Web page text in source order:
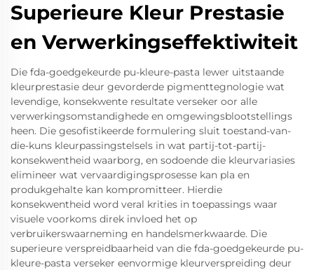
Superieure Kleur Prestasie
en Verwerkingseffektiwiteit
Die fda-goedgekeurde pu-kleure-pasta lewer uitstaande
kleurprestasie deur gevorderde pigmenttegnologie wat
levendige, konsekwente resultate verseker oor alle
verwerkingsomstandighede en omgewingsblootstellings
heen. Die gesofistikeerde formulering sluit toestand-van-
die-kuns kleurpassingstelsels in wat partij-tot-partij-
konsekwentheid waarborg, en sodoende die kleurvariasies
elimineer wat vervaardigingsprosesse kan pla en
produkgehalte kan kompromitteer. Hierdie
konsekwentheid word veral krities in toepassings waar
visuele voorkoms direk invloed het op
verbruikerswaarneming en handelsmerkwaarde. Die
superieure verspreidbaarheid van die fda-goedgekeurde pu-
kleure-pasta verseker eenvormige kleurverspreiding deur